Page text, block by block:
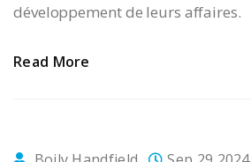
développement de leurs affaires.
Read More